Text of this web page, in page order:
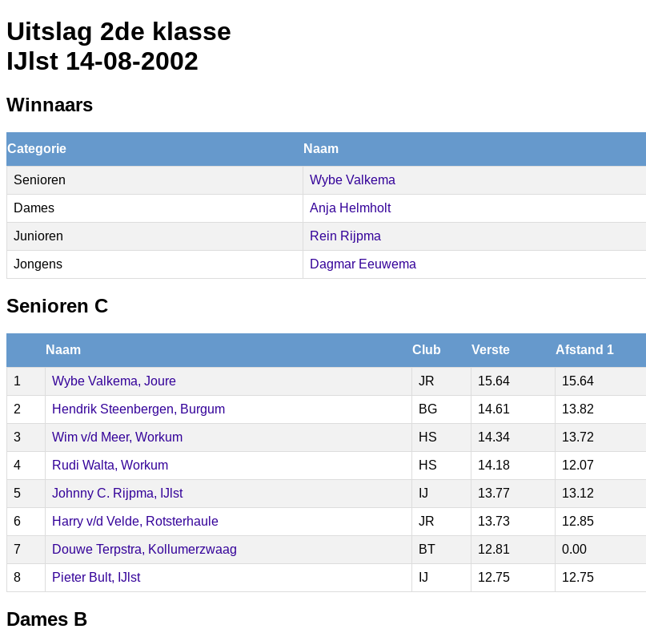
Uitslag 2de klasse
IJlst 14-08-2002
Winnaars
Categorie Naam
Senioren Wybe Valkema
Dames Anja Helmholt
Junioren Rein Rijpma
Jongens Dagmar Eeuwema
Senioren C
Naam Club Verste Afstand 1
1 Wybe Valkema, Joure JR 15.64 15.64
2 Hendrik Steenbergen, Burgum BG 14.61 13.82
3 Wim v/d Meer, Workum HS 14.34 13.72
4 Rudi Walta, Workum HS 14.18 12.07
5 Johnny C. Rijpma, IJlst IJ 13.77 13.12
6 Harry v/d Velde, Rotsterhaule JR 13.73 12.85
7 Douwe Terpstra, Kollumerzwaag BT 12.81 0.00
8 Pieter Bult, IJlst IJ 12.75 12.75
Dames B